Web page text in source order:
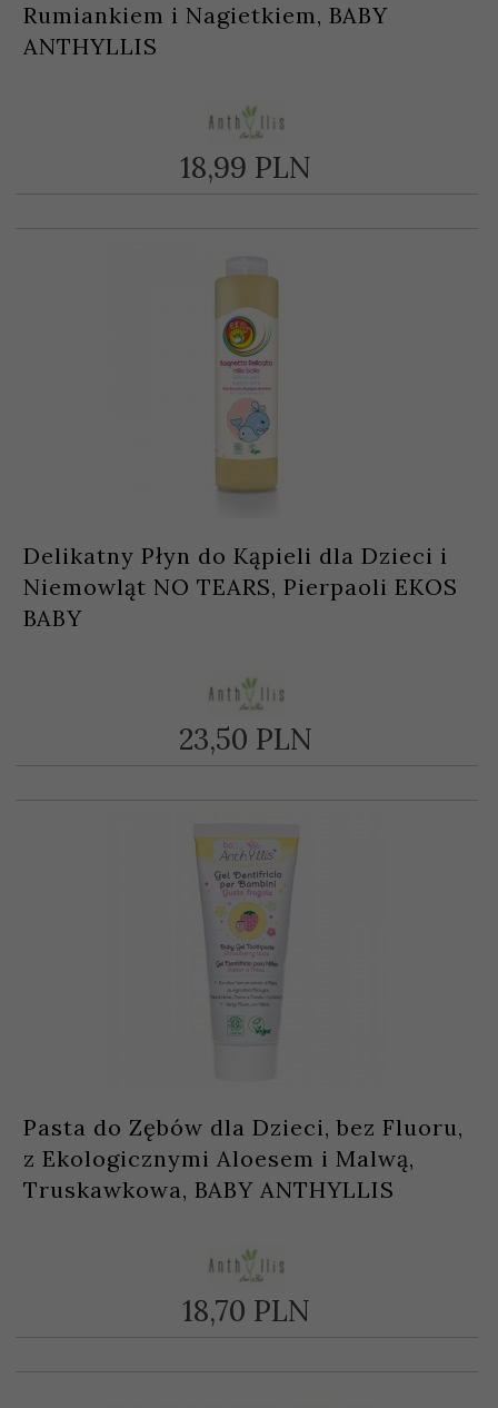
Rumiankiem i Nagietkiem, BABY
ANTHYLLIS
18,99 PLN
Delikatny Płyn do Kąpieli dla Dzieci i
Niemowląt NO TEARS, Pierpaoli EKOS
BABY
23,50 PLN
Pasta do Zębów dla Dzieci, bez Fluoru,
z Ekologicznymi Aloesem i Malwą,
Truskawkowa, BABY ANTHYLLIS
18,70 PLN